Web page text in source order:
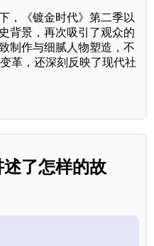
，《镀金时代》第二季以
背景，再次吸引了观众的
制作与细腻人物塑造，不
革，还深刻反映了现代社
了怎样的故